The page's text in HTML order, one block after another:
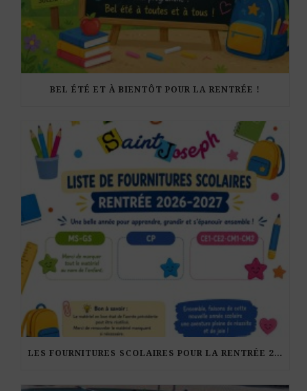
BEL ÉTÉ ET À BIENTÔT POUR LA RENTRÉE !
LES FOURNITURES SCOLAIRES POUR LA RENTRÉE 2026-27